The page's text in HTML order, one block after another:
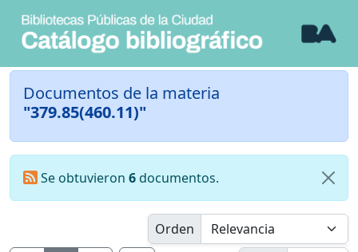
Documentos de la materia
"379.85(460.11)"
Se obtuvieron 6documentos.
Orden